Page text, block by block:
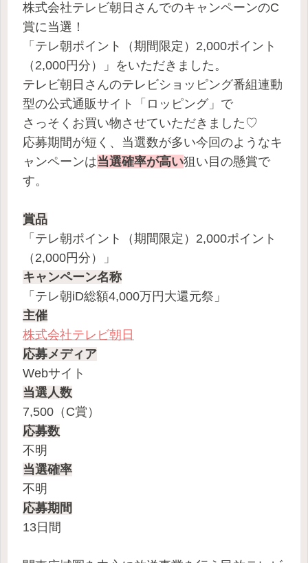
株式会社テレビ朝日さんでのキャンペーンのC
賞に当選！
「テレ朝ポイント（期間限定）2,000ポイント
（2,000円分）」をいただきました。
テレビ朝日さんのテレビショッピング番組連動
型の公式通販サイト「ロッピング」で
さっそくお買い物させていただきました♡
応募期間が短く、当選数が多い今回のようなキ
ャンペーンは当選確率が高い狙い目の懸賞で
す。
賞品
「テレ朝ポイント（期間限定）2,000ポイント
（2,000円分）」
キャンペーン名称
「テレ朝iD総額4,000万円大還元祭」
主催
株式会社テレビ朝日
応募メディア
Webサイト
当選人数
7,500（C賞）
応募数
不明
当選確率
不明
応募期間
13日間